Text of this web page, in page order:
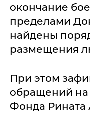
окончание
пределами
найдены
размещения
При этом
обращений на
Фонда Рината